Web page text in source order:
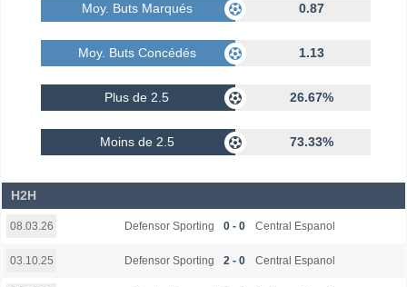
Moy. Buts Marqués 0.87
Moy. Buts Concédés 1.13
Plus de 2.5 26.67%
Moins de 2.5 73.33%
H2H
08.03.26 Defensor Sporting 0 - 0 Central Espanol
03.10.25 Defensor Sporting 2 - 0 Central Espanol